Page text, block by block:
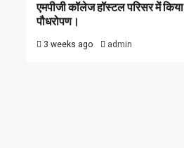
एमपीजी कॉलेज हॉस्टल परिसर में किया
पौधरोपण।
3 weeks ago admin